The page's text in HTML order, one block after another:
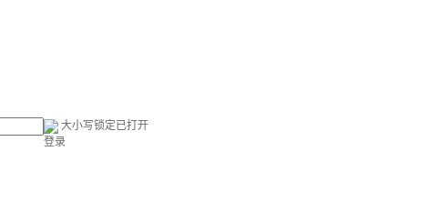
大小写锁定已打开
登录